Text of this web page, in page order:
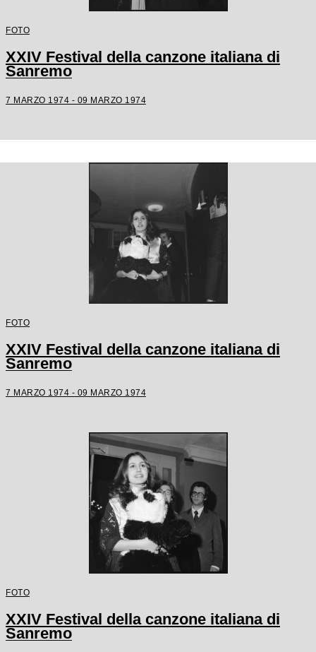
FOTO
XXIV Festival della canzone italiana di
Sanremo
7 MARZO 1974 - 09 MARZO 1974
FOTO
XXIV Festival della canzone italiana di
Sanremo
7 MARZO 1974 - 09 MARZO 1974
FOTO
XXIV Festival della canzone italiana di
Sanremo